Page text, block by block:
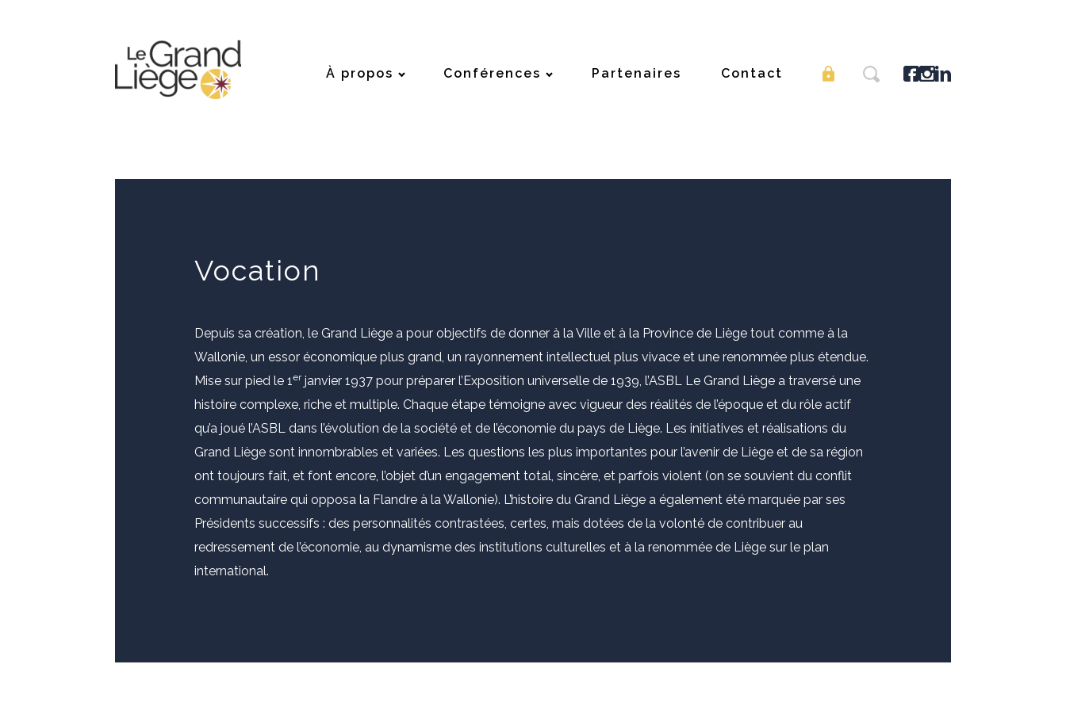
À propos Conférences Partenaires Contact
Vocation
Depuis sa création, le Grand Liège a pour objectifs de donner à la Ville et à la Province de Liège tout comme à la
Wallonie, un essor économique plus grand, un rayonnement intellectuel plus vivace et une renommée plus étendue.
Mise sur pied le 1erjanvier 1937 pour préparer l’Exposition universelle de 1939, l’ASBL Le Grand Liège a traversé une
histoire complexe, riche et multiple. Chaque étape témoigne avec vigueur des réalités de l’époque et du rôle actif
qu’a joué l’ASBL dans l’évolution de la société et de l’économie du pays de Liège. Les initiatives et réalisations du
Grand Liège sont innombrables et variées. Les questions les plus importantes pour l’avenir de Liège et de sa région
ont toujours fait, et font encore, l’objet d’un engagement total, sincère, et parfois violent (on se souvient du conflit
communautaire qui opposa la Flandre à la Wallonie). L’histoire du Grand Liège a également été marquée par ses
Présidents successifs : des personnalités contrastées, certes, mais dotées de la volonté de contribuer au
redressement de l’économie, au dynamisme des institutions culturelles et à la renommée de Liège sur le plan
international.